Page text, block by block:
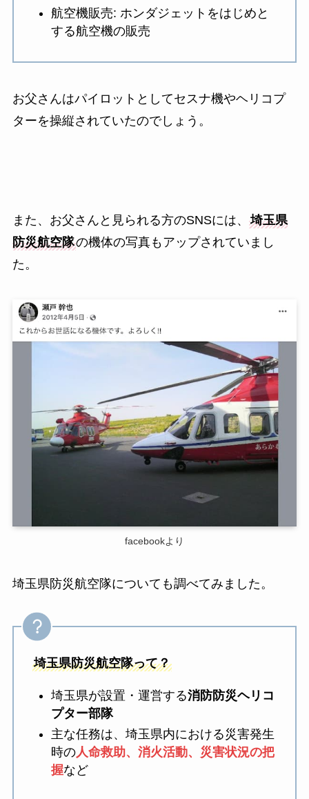
航空機販売: ホンダジェットをはじめと
する航空機の販売
お父さんはパイロットとしてセスナ機やヘリコプ
ターを操縦されていたのでしょう。
また、お父さんと見られる方のSNSには、 埼玉県
防災航空隊の機体の写真もアップされていまし
た。
facebookより
埼玉県防災航空隊についても調べてみました。
埼玉県防災航空隊って？
埼玉県が設置・運営する消防防災ヘリコ
プター部隊
主な任務は、埼玉県内における災害発生
時の人命救助、消火活動、災害状況の把
握など